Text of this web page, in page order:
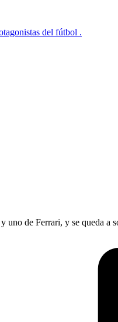
del fútbol .
de Ferrari, y se queda a